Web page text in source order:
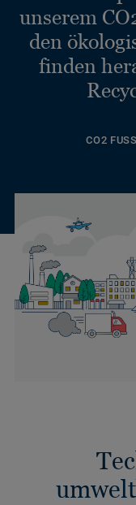
unserem
den
finden
CO2